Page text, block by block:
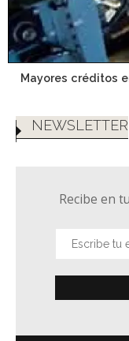
Mayores créditos
NEWSLETTER
Recibe en